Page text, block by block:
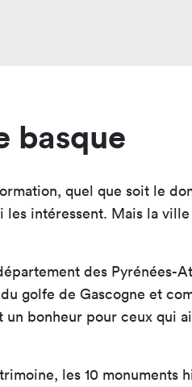
basque
quel que soit le
intéressent. Mais la
des Pyrénées-
golfe de Gascogne et
un bonheur pour ceux
les 10 monuments